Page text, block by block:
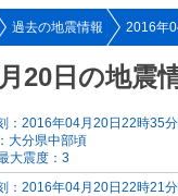
過去の地震情報 2016年
20日の地震
：2016年04月20日22時35
大分県中部頃
大震度：3
：2016年04月20日22時21